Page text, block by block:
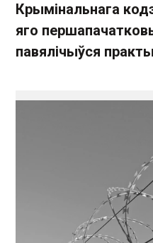
Крымінальнага
яго
павялічыўся